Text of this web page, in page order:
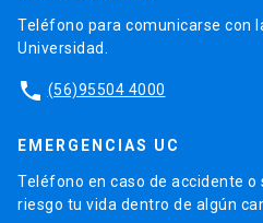
Teléfono para comunicarse con
Universidad.
phone (56)95504 4000
EMERGENCIAS UC
Teléfono en caso de accidente o
riesgo tu vida dentro de algún